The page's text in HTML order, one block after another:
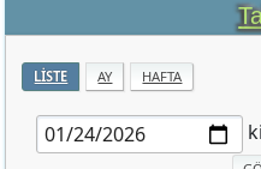
LISTE AY HAFTA